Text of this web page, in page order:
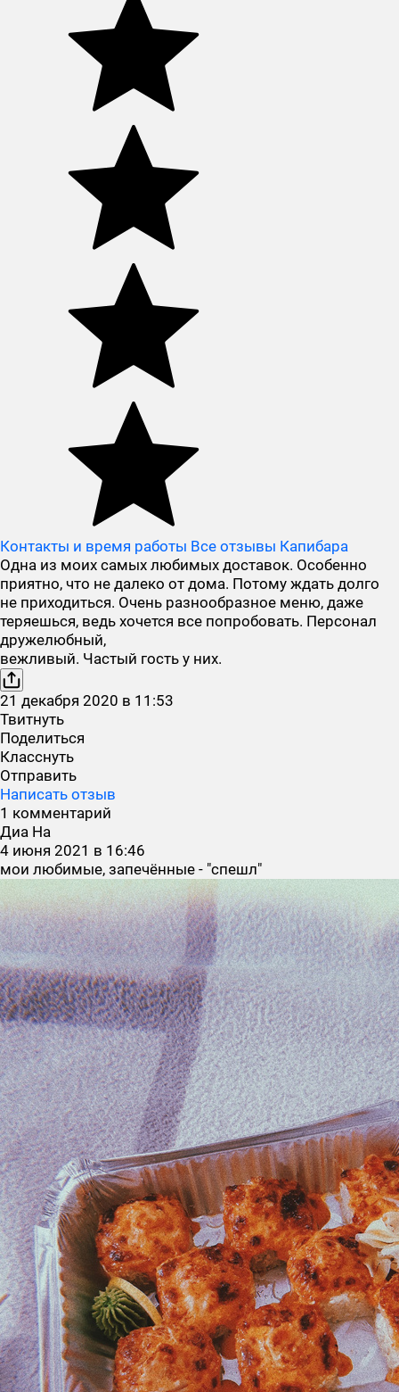
Контакты и время работы Все отзывы Капибара
Одна из моих самых любимых доставок. Особенно
приятно, что не далеко от дома. Потому ждать долго
не приходиться. Очень разнообразное меню, даже
теряешься, ведь хочется все попробовать. Персонал
дружелюбный,
вежливый. Частый гость у них.
21 декабря 2020 в 11:53
Твитнуть
Поделиться
Класснуть
Отправить
Написать отзыв
1 комментарий
Диа На
4 июня 2021 в 16:46
мои любимые, запечённые - "спешл"